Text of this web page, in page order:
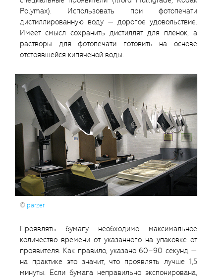
Polymax). Использовать при фотопечати
дистиллированную воду — дорогое удовольствие.
Имеет смысл сохранить дистиллят для пленок, а
растворы для фотопечати готовить на основе
отстоявшейся кипяченой воды.
© parzer
Проявлять бумагу необходимо максимальное
количество времени от указанного на упаковке от
проявителя. Как правило, указано 60–90 секунд —
на практике это значит, что проявлять лучше 1,5
минуты. Если бумага неправильно экспонирована,